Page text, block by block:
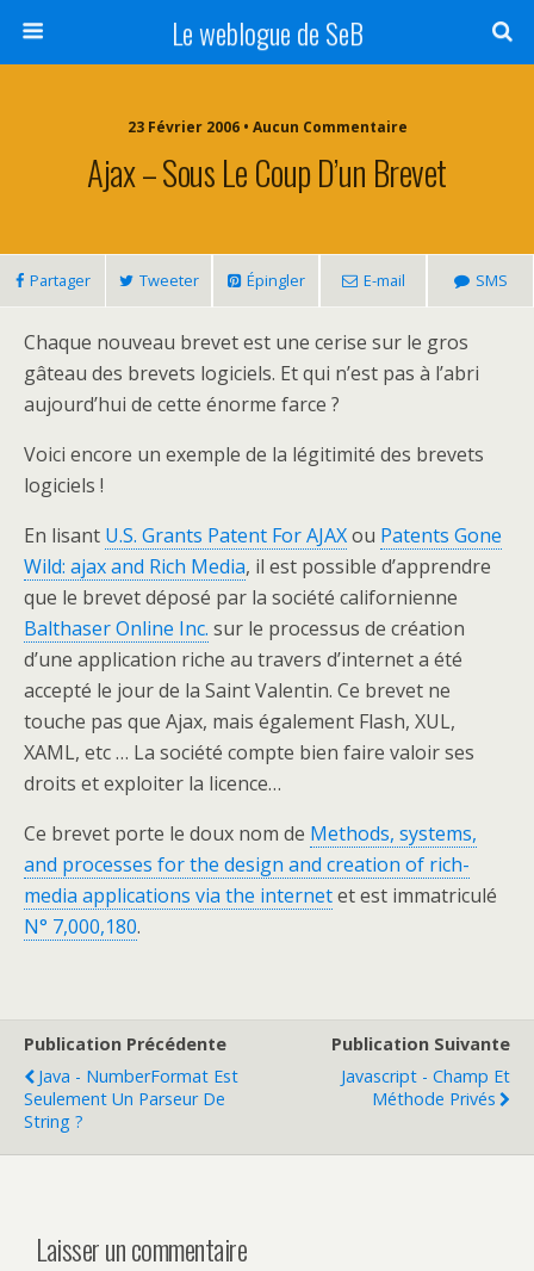
Le weblogue de SeB
23 Février 2006 • Aucun Commentaire
Ajax – Sous Le Coup D’un Brevet
Partager Tweeter Épingler E-mail SMS
Chaque nouveau brevet est une cerise sur le gros
gâteau des brevets logiciels. Et qui n’est pas à l’abri
aujourd’hui de cette énorme farce ?
Voici encore un exemple de la légitimité des brevets
logiciels !
En lisant U.S. Grants Patent For AJAXou Patents Gone
Wild: ajax and Rich Media, il est possible d’apprendre
que le brevet déposé par la société californienne
Balthaser Online Inc. sur le processus de création
d’une application riche au travers d’internet a été
accepté le jour de la Saint Valentin. Ce brevet ne
touche pas que Ajax, mais également Flash, XUL,
XAML, etc … La société compte bien faire valoir ses
droits et exploiter la licence…
Ce brevet porte le doux nom de Methods, systems,
and processes for the design and creation of rich-
media applications via the internetet est immatriculé
N° 7,000,180.
Publication Précédente
Java - NumberFormat Est
Seulement Un Parseur De
String ?
Publication Suivante
Javascript - Champ Et
Méthode Privés
Laisser un commentaire